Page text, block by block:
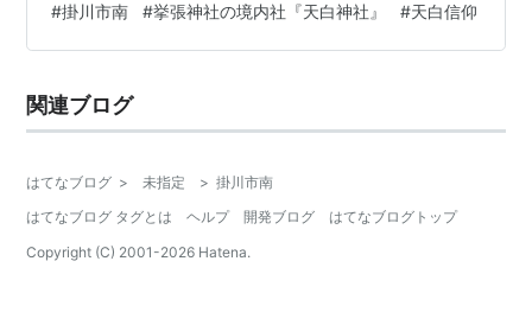
#掛川市南 #挙張神社の境内社『天白神社』 #天白信仰
関連ブログ
はてなブログ > 未指定 > 掛川市南
はてなブログ タグとは
ヘルプ 開発ブログ
はてなブログトップ
Copyright (C) 2001-2026 Hatena.